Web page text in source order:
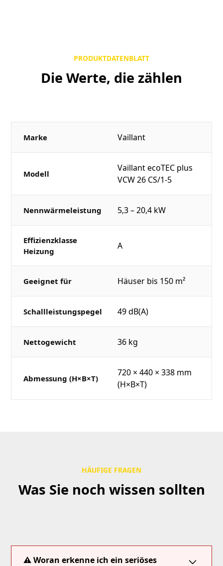
PRODUKTDATENBLATT
Die Werte, die zählen
Marke Vaillant
Modell
Vaillant ecoTEC plus
VCW 26 CS/1-5
Nennwärmeleistung 5,3 – 20,4 kW
Effizienzklasse
Heizung
A
Geeignet für Häuser bis 150 m²
Schallleistungspegel 49 dB(A)
Nettogewicht 36 kg
Abmessung (H×B×T)
720 × 440 × 338 mm
(H×B×T)
HÄUFIGE FRAGEN
Was Sie noch wissen sollten
⚠ Woran erkenne ich ein seriöses